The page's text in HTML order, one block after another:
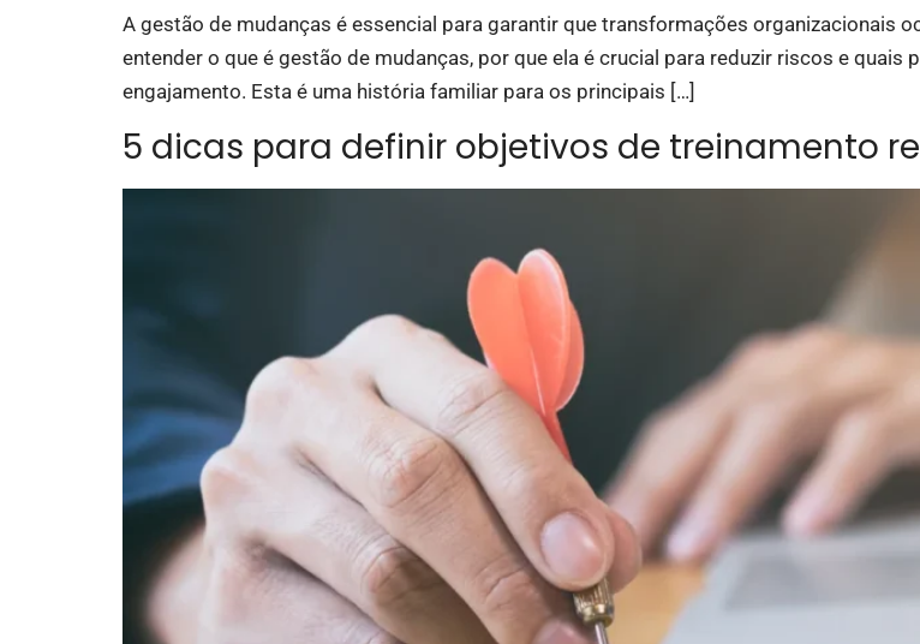
A gestão de mudanças é essencial para garantir que transformações organizacionais
entender o que é gestão de mudanças, por que ela é crucial para reduzir riscos e
engajamento. Esta é uma história familiar para os principais […]
5 dicas para definir objetivos de treinamento